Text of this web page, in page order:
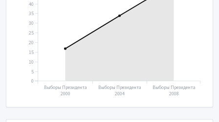
Выборы Президента
2000
Выборы Президента
2004
Выборы Президента
2008
0
5
10
15
20
25
30
35
40